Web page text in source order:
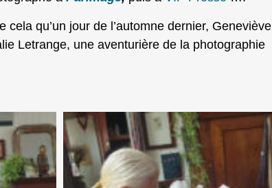
qu’un jour de l’automne dernier, Geneviève
Letrange, une aventurière de la photographie